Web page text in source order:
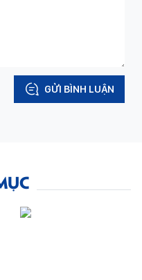
GỬI BÌNH LUẬN